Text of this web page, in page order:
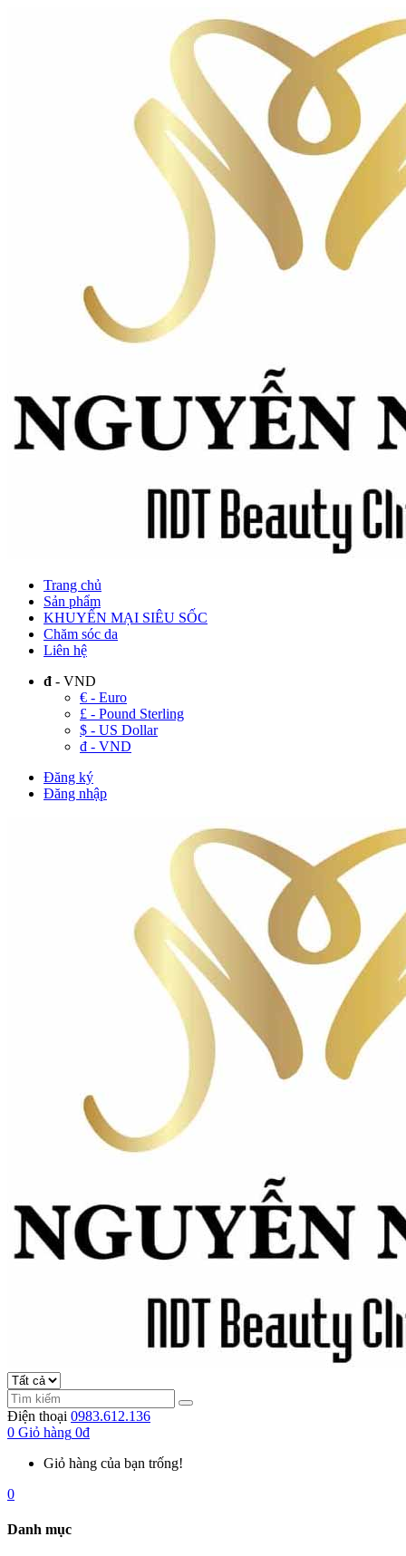
Trang chủ
Sản phẩm
KHUYẾN MẠI SIÊU SỐC
Chăm sóc da
Liên hệ
đ - VND
€ - Euro
£ - Pound Sterling
$ - US Dollar
đ - VND
Đăng ký
Đăng nhập
Điện thoại 0983.612.136
0 Giỏ hàng 0đ
Giỏ hàng của bạn trống!
0
Danh mục